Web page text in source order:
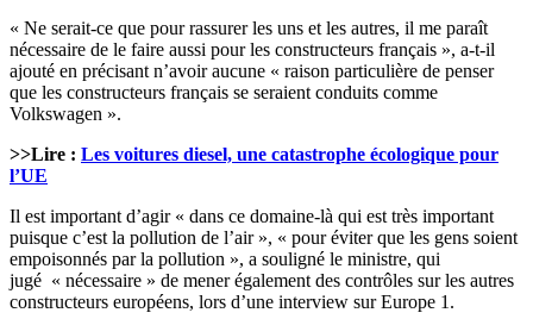
« Ne serait-ce que pour rassurer les uns et les autres, il me paraît
nécessaire de le faire aussi pour les constructeurs français », a-t-il
ajouté en précisant n’avoir aucune « raison particulière de penser
que les constructeurs français se seraient conduits comme
Volkswagen ».
>>Lire : Les voitures diesel, une catastrophe écologique pour
l’UE
Il est important d’agir « dans ce domaine-là qui est très important
puisque c’est la pollution de l’air », « pour éviter que les gens soient
empoisonnés par la pollution », a souligné le ministre, qui
jugé « nécessaire » de mener également des contrôles sur les autres
constructeurs européens, lors d’une interview sur Europe 1.